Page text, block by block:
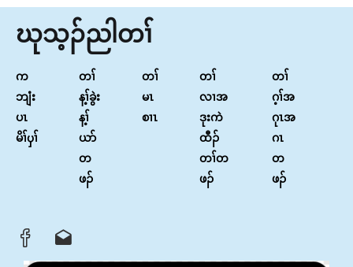
ဃုသ့ၣ်ညါတၢ်
က
ဘျံး
ပၤ
မိၢ်ၦၢ်
တၢ်
န့ၢ်ခွဲး
န့ၢ်
ယာ်
တ
ဖၣ်
တၢ်
မၤ
စၢၤ
တၢ်
လၢအ
ဒုးကဲ
ထီၣ်
တၢ်တ
ဖၣ်
တၢ်
ဂ့ၢ်အ
ဂုၤအ
ဂၤ
တ
ဖၣ်